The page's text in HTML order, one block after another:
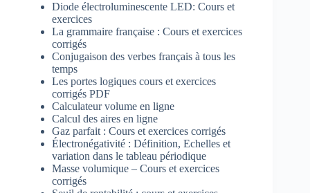
Diode électroluminescente LED: Cours et
exercices
La grammaire française : Cours et exercices
corrigés
Conjugaison des verbes français à tous les
temps
Les portes logiques cours et exercices
corrigés PDF
Calculateur volume en ligne
Calcul des aires en ligne
Gaz parfait : Cours et exercices corrigés
Électronégativité : Définition, Echelles et
variation dans le tableau périodique
Masse volumique – Cours et exercices
corrigés